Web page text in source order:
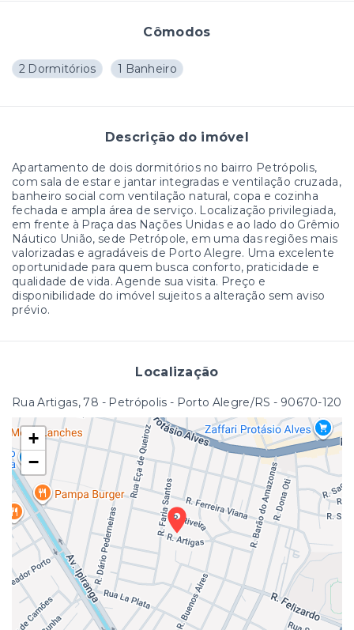
Cômodos
2 Dormitórios 1 Banheiro
Descrição do imóvel
Apartamento de dois dormitórios no bairro Petrópolis,
com sala de estar e jantar integradas e ventilação cruzada,
banheiro social com ventilação natural, copa e cozinha
fechada e ampla área de serviço. Localização privilegiada,
em frente à Praça das Nações Unidas e ao lado do Grêmio
Náutico União, sede Petrópole, em uma das regiões mais
valorizadas e agradáveis de Porto Alegre. Uma excelente
oportunidade para quem busca conforto, praticidade e
qualidade de vida. Agende sua visita. Preço e
disponibilidade do imóvel sujeitos a alteração sem aviso
prévio.
Localização
Rua Artigas, 78 - Petrópolis - Porto Alegre/RS - 90670-120
+
−